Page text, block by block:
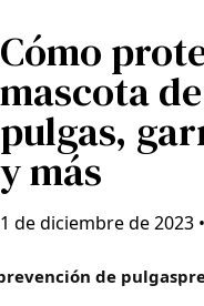
Cómo
mascota
pulgas,
y más
1 de diciembre de 2023 •
de pulgas